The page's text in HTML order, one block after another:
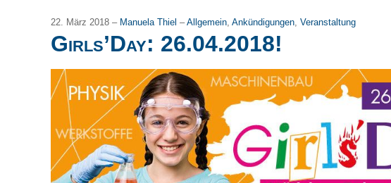
22. März 2018 – Manuela Thiel –Allgemein Ankündigungen Veranstaltung
Girls’Day: 26.04.2018!